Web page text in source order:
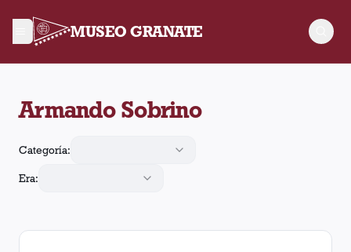
MUSEO GRANATE
Armando Sobrino
Categoría:
Era: